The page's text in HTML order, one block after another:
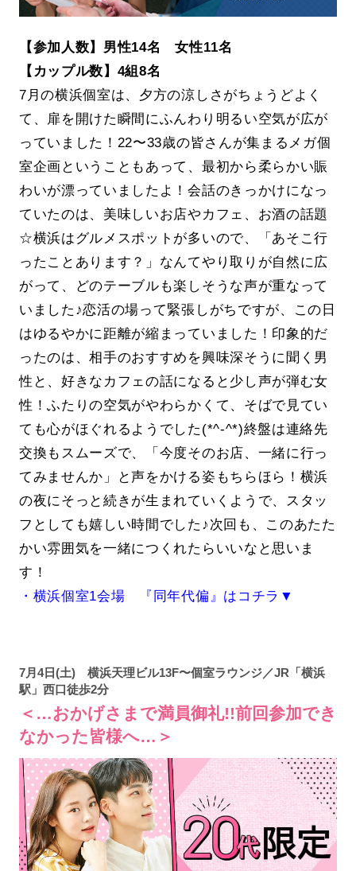
【参加人数】男性14名 女性11名
【カップル数】4組8名
7月の横浜個室は、夕方の涼しさがちょうどよく
て、扉を開けた瞬間にふんわり明るい空気が広が
っていました！22〜33歳の皆さんが集まるメガ個
室企画ということもあって、最初から柔らかい賑
わいが漂っていましたよ！会話のきっかけになっ
ていたのは、美味しいお店やカフェ、お酒の話題
☆横浜はグルメスポットが多いので、「あそこ行
ったことあります？」なんてやり取りが自然に広
がって、どのテーブルも楽しそうな声が重なって
いました♪恋活の場って緊張しがちですが、この日
はゆるやかに距離が縮まっていました！印象的だ
ったのは、相手のおすすめを興味深そうに聞く男
性と、好きなカフェの話になると少し声が弾む女
性！ふたりの空気がやわらかくて、そばで見てい
ても心がほぐれるようでした(*^-^*)終盤は連絡先
交換もスムーズで、「今度そのお店、一緒に行っ
てみませんか」と声をかける姿もちらほら！横浜
の夜にそっと続きが生まれていくようで、スタッ
フとしても嬉しい時間でした♪次回も、このあたた
かい雰囲気を一緒につくれたらいいなと思いま
す！
・横浜個室1会場 『同年代偏』はコチラ▼
7月4日(土) 横浜天理ビル13F〜個室ラウンジ／JR「横浜
駅」西口徒歩2分
＜…おかげさまで満員御礼!!前回参加でき
なかった皆様へ…＞